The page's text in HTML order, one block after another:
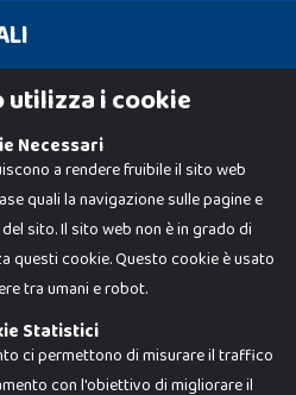
utilizza i cookie
Necessari
a rendere fruibile il sito web
quali la navigazione sulle pagine e
sito. Il sito web non è in grado di
questi cookie. Questo cookie è usato
tra umani e robot.
Statistici
ci permettono di misurare il traffico
con l'obiettivo di migliorare il